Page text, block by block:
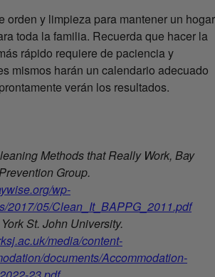
orden y limpieza para mantener un hogar
toda la familia. Recuerda que hacer la
rápido requiere de paciencia y
mismos harán un calendario adecuado
verán los resultados.
Methods that Really Work, Bay
Group.
wp-
2017/05/Clean_It_BAPPG_2011.pdf
St. John University.
media/content-
documents/Accommodation-